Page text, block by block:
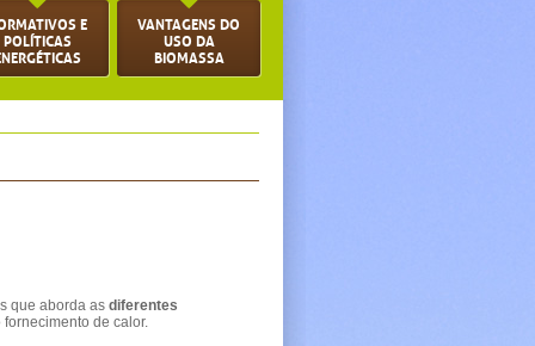
E
POLÍTICAS
VANTAGENS DO
USO DA
BIOMASSA
que aborda as diferentes
de calor.